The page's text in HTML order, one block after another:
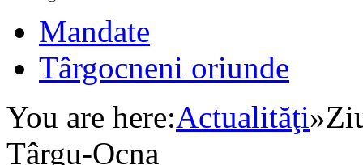
Mandate
Târgocneni oriunde
You are here:Actualităţi»
Târgu-Ocna